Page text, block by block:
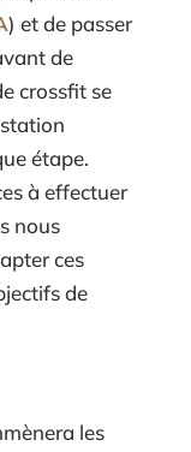
) et de passer
de
crossfit se
étape.
à effectuer
nous
ces
de
les